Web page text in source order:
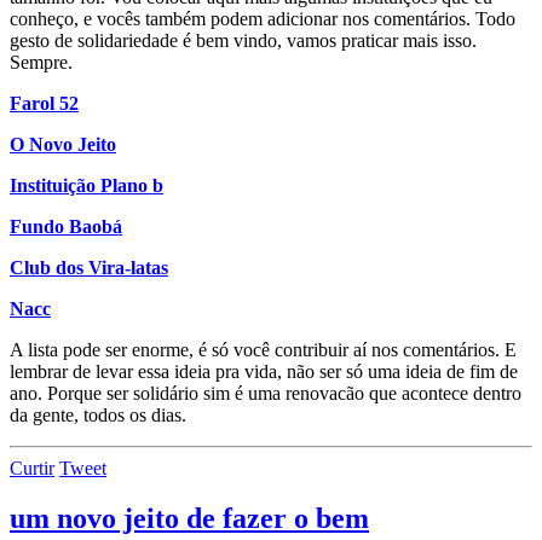
conheço, e vocês também podem adicionar nos comentários. Todo
gesto de solidariedade é bem vindo, vamos praticar mais isso.
Sempre.
Farol 52
O Novo Jeito
Instituição Plano b
Fundo Baobá
Club dos Vira-latas
Nacc
A lista pode ser enorme, é só você contribuir aí nos comentários. E
lembrar de levar essa ideia pra vida, não ser só uma ideia de fim de
ano. Porque ser solidário sim é uma renovacão que acontece dentro
da gente, todos os dias.
Curtir Tweet
um novo jeito de fazer o bem